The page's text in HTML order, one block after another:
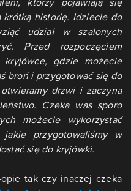
historię. Idziecie do
udział w szalonych
Przed rozpoczęciem
gdzie możecie
broń i przygotować się do
drzwi i zaczyna
Czeka was sporo
możecie wykorzystać
przygotowaliśmy w
się do kryjówki.
tak czy inaczej czeka